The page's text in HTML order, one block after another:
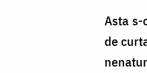
Asta s-
de